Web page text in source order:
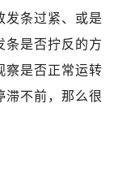
发条过紧、或是
条是否拧反的方
是否正常运转
滞不前，那么很